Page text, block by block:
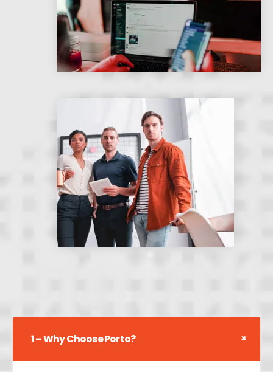
1 – Why Choose Porto?